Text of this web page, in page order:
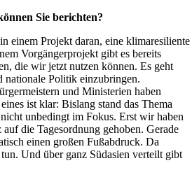
Sie berichten?
einem Projekt daran, eine klimaresiliente
Vorgängerprojekt gibt es bereits
die wir jetzt nutzen können. Es geht
nationale Politik einzubringen.
und Ministerien haben
ist klar: Bislang stand das Thema
unbedingt im Fokus. Erst wir haben
die Tagesordnung gehoben. Gerade
einen großen Fußabdruck. Da
Und über ganz Südasien verteilt gibt